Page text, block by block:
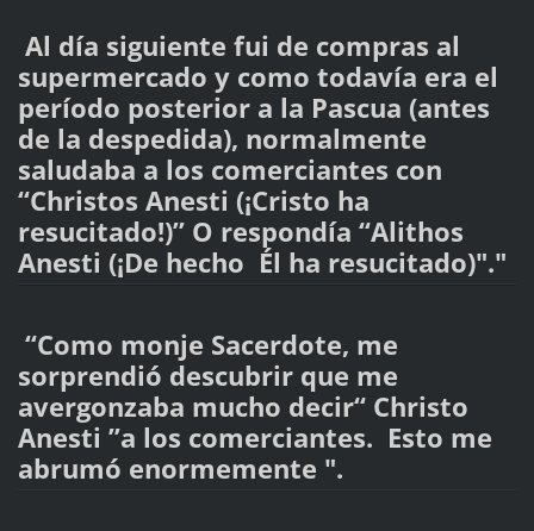
Al día siguiente fui de compras al
supermercado y como todavía era el
período posterior a la Pascua (antes
de la despedida), normalmente
saludaba a los comerciantes con
“Christos Anesti (¡Cristo ha
resucitado!)” O respondía “Alithos
Anesti (¡De hecho Él ha resucitado)"."
“Como monje Sacerdote, me
sorprendió descubrir que me
avergonzaba mucho decir“ Christo
Anesti ”a los comerciantes. Esto me
abrumó enormemente ".